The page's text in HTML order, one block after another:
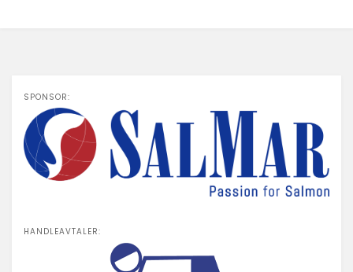
SPONSOR:
HANDLEAVTALER: